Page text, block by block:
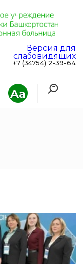
Aa
Версия для
слабовидящих
+7 (34754) 2-39-64